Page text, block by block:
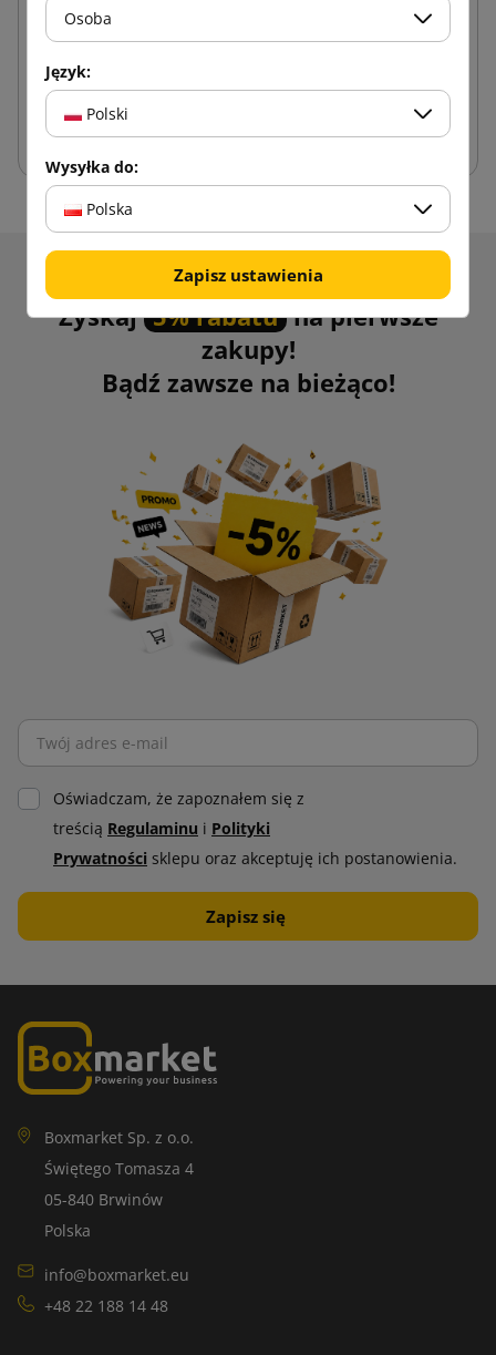
0,11 zł
Otrzymuj informacje o nowościach i promocjach.
Zyskaj 5% rabatu na pierwsze
zakupy!
Bądź zawsze na bieżąco!
Oświadczam, że zapoznałem się z
treścią Regulaminu i Polityki
Prywatności sklepu oraz akceptuję ich postanowienia.
Boxmarket Sp. z o.o.
Świętego Tomasza 4
05-840 Brwinów
Polska
info@boxmarket.eu
+48 22 188 14 48
Osoba
Język:
Polski
Wysyłka do:
Polska
Zapisz ustawienia